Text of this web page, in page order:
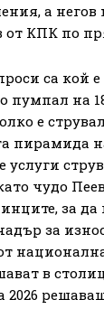
а негов
от КПК по
са кой
пумпал на
е
пирамида
услуги
чудо
за
за
в
2026